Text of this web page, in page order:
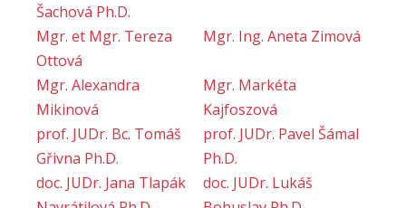
Šachová Ph.D.
Mgr. et Mgr. Tereza
Ottová
Mgr. Ing. Aneta Zimová
Mgr. Alexandra
Mikinová
Mgr. Markéta
Kajfoszová
prof. JUDr. Bc. Tomáš
Gřivna Ph.D.
prof. JUDr. Pavel Šámal
Ph.D.
doc. JUDr. Jana Tlapák
doc. JUDr. Lukáš